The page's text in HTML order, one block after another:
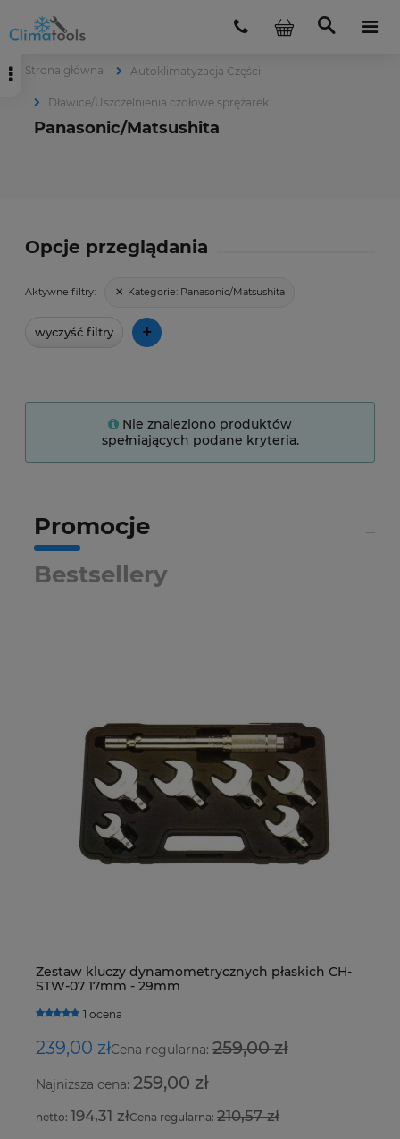
Strona główna Autoklimatyzacja Części
Dławice/Uszczelnienia czołowe sprężarek
Panasonic/Matsushita
Opcje przeglądania
Aktywne filtry: Kategorie: Panasonic/Matsushita
wyczyść filtry +
Nie znaleziono produktów
spełniających podane kryteria.
Promocje
Bestsellery
Zestaw kluczy dynamometrycznych płaskich CH-
STW-07 17mm - 29mm
1 ocena
239,00 złCena regularna: 259,00 zł
Najniższa cena: 259,00 zł
194,31 złCena regularna: 210,57 zł
Zaworek klimatyzacji VW, Skoda o wymiarach
27,155 x 7,8 mm z fioletowym oringiem
0 ocen
7,00 zł
5,69 zł